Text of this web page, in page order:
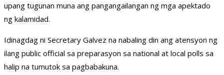
upang tugunan muna ang pangangailangan ng mga apektado
ng kalamidad.
Idinagdag ni Secretary Galvez na nabaling din ang atensyon ng
ilang public official sa preparasyon sa national at local polls sa
halip na tumutok sa pagbabakuna.